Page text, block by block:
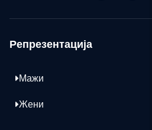
Репрезентација
Мажи
Жени